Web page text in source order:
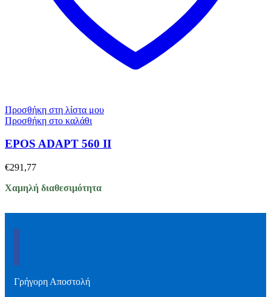
Προσθήκη στη λίστα μου
Προσθήκη στο καλάθι
EPOS ADAPT 560 II
€291,77
Χαμηλή διαθεσιμότητα
Γρήγορη Αποστολή